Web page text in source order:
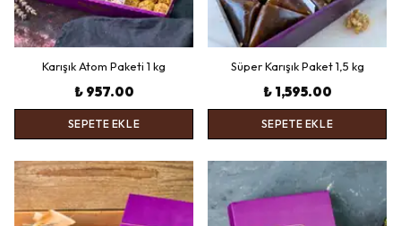
Karışık Atom Paketi 1 kg
₺ 957.00
SEPETE EKLE
Süper Karışık Paket 1,5 kg
₺ 1,595.00
SEPETE EKLE